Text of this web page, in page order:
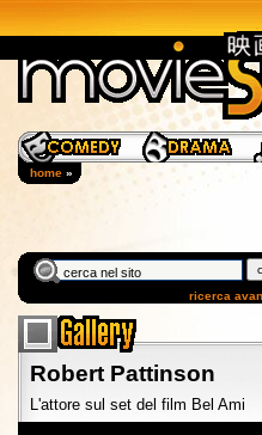
home »
Robert Pattinson
L'attore sul set del film Bel Ami
ricerca